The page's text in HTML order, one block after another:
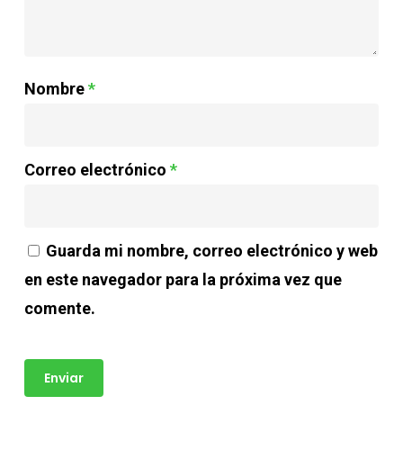
Nombre*
Correo electrónico *
Guarda mi nombre, correo electrónico y web
en este navegador para la próxima vez que
comente.